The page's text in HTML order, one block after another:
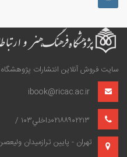
سایت فروش آنلاین انتشارات
ibook@ricac.ac.ir
۰۲۱۸۸۹۰۲۲۱۳داخلي۱۰۳ /
تهران - پايين‌ ترازميدان